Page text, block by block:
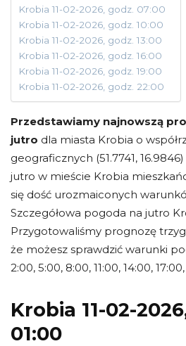
Krobia 11-02-2026, godz. 07:00
Krobia 11-02-2026, godz. 10:00
Krobia 11-02-2026, godz. 13:00
Krobia 11-02-2026, godz. 16:00
Krobia 11-02-2026, godz. 19:00
Krobia 11-02-2026, godz. 22:00
Przedstawiamy najnowszą
jutro dla miasta Krobia o
geograficznych (51.7741,
jutro w mieście Krobia
się dość urozmaiconych
Szczegółowa pogoda na jutro
Przygotowaliśmy prognozę
że możesz sprawdzić warunki
2:00, 5:00, 8:00, 11:00, 14:00,
Krobia 11-02-
01:00